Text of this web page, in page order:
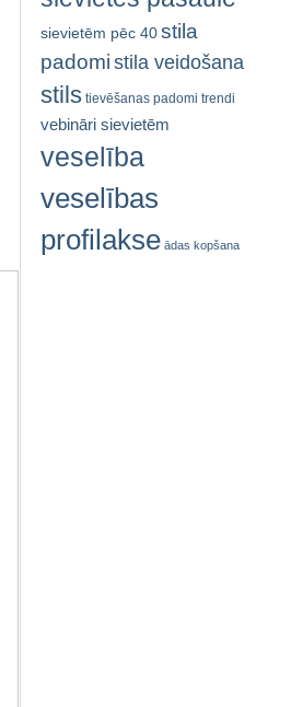
sievietēm pēc 40stila
padomistila veidošana
stils tievēšanas padomi trendi
vebināri sievietēm
veselība
veselības
profilakse ādas kopšana